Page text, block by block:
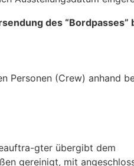
des “Bordpasses”
Personen (Crew) anhand
gter übergibt dem
gereinigt, mit